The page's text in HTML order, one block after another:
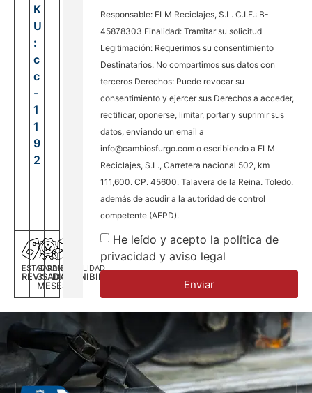
ESTADO
REVISADA
GARANTÍA
3
MESES
DISPONILIDAD
DISPONIBILIDAD
K
U
:
c
c
-
1
1
9
2
Responsable: FLM Reciclajes, S.L. C.I.F.: B-
45878303 Finalidad: Tramitar su solicitud
Legitimación: Requerimos su consentimiento
Destinatarios: No compartimos sus datos con
terceros Derechos: Puede revocar su
consentimiento y ejercer sus Derechos a acceder,
rectificar, oponerse, limitar, portar y suprimir sus
datos, enviando un email a
info@cambiosfurgo.com o escribiendo a FLM
Reciclajes, S.L., Carretera nacional 502, km
111,600. CP. 45600. Talavera de la Reina. Toledo.
además de acudir a la autoridad de control
competente (AEPD).
He leído y acepto la política de
privacidad y aviso legal
Enviar